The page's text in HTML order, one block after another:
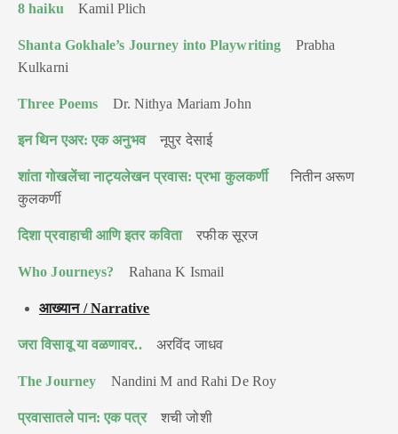
8 haiku Kamil Plich
Shanta Gokhale’s Journey into Playwriting
Prabha
Kulkarni
Three Poems Dr. Nithya Mariam John
इन थिन एअर: एक अनुभवनूपुर देसाई
शांता गोखलेंचा नाट्यलेखन प्रवास: प्रभा कुलकर्णी
नितीन अरूण
कुलकर्णी
दिशा प्रवाहाची आणि इतर कविता रफीक सूरज
Who Journeys? Rahana K Ismail
आख्यान / Narrative
जरा विसावू या वळणावर.. अरविंद जाधव
The Journey Nandini M and Rahi De Roy
प्रवासातले पान: एक पत्र शची जोशी